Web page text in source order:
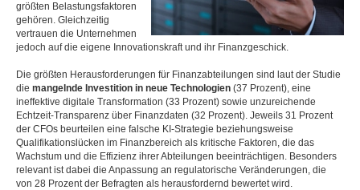
größten Belastungsfaktoren
gehören. Gleichzeitig
vertrauen die Unternehmen
jedoch auf die eigene Innovationskraft und ihr Finanzgeschick.
Die größten Herausforderungen für Finanzabteilungen sind laut der Studie
die mangelnde Investition in neue Technologien (37 Prozent), eine
ineffektive digitale Transformation (33 Prozent) sowie unzureichende
Echtzeit-Transparenz über Finanzdaten (32 Prozent). Jeweils 31 Prozent
der CFOs beurteilen eine falsche KI-Strategie beziehungsweise
Qualifikationslücken im Finanzbereich als kritische Faktoren, die das
Wachstum und die Effizienz ihrer Abteilungen beeinträchtigen. Besonders
relevant ist dabei die Anpassung an regulatorische Veränderungen, die
von 28 Prozent der Befragten als herausfordernd bewertet wird.